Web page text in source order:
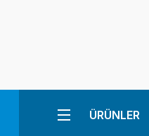
ÜRÜNLER